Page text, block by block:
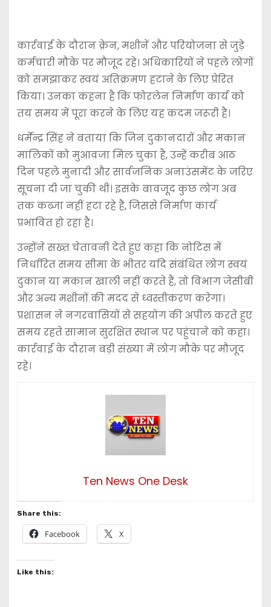
कार्रवाई के दौरान क्रेन, मशीनें और परियोजना से जुड़े
कर्मचारी मौके पर मौजूद रहे। अधिकारियों ने पहले लोगों
को समझाकर स्वयं अतिक्रमण हटाने के लिए प्रेरित
किया। उनका कहना है कि फोरलेन निर्माण कार्य को
तय समय में पूरा करने के लिए यह कदम जरूरी है।
धर्मेन्द्र सिंह ने बताया कि जिन दुकानदारों और मकान
मालिकों को मुआवजा मिल चुका है, उन्हें करीब आठ
दिन पहले मुनादी और सार्वजनिक अनाउंसमेंट के जरिए
सूचना दी जा चुकी थी। इसके बावजूद कुछ लोग अब
तक कब्जा नहीं हटा रहे हैं, जिससे निर्माण कार्य
प्रभावित हो रहा है।
उन्होंने सख्त चेतावनी देते हुए कहा कि नोटिस में
निर्धारित समय सीमा के भीतर यदि संबंधित लोग स्वयं
दुकान या मकान खाली नहीं करते हैं, तो विभाग जेसीबी
और अन्य मशीनों की मदद से ध्वस्तीकरण करेगा।
प्रशासन ने नगरवासियों से सहयोग की अपील करते हुए
समय रहते सामान सुरक्षित स्थान पर पहुंचाने को कहा।
कार्रवाई के दौरान बड़ी संख्या में लोग मौके पर मौजूद
रहे।
Ten News One Desk
Share this:
Facebook X
Like this: